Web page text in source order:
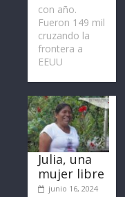
con año.
Fueron 149 mil
cruzando la
frontera a
EEUU
Julia, una
mujer libre
junio 16, 2024